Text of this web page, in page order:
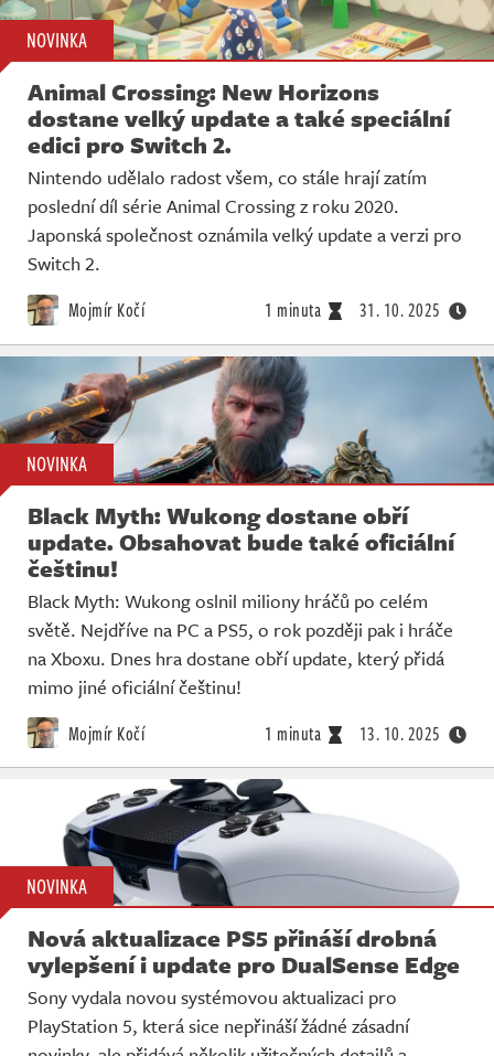
NOVINKA
Animal Crossing: New Horizons
dostane velký update a také speciální
edici pro Switch 2.
Nintendo udělalo radost všem, co stále hrají zatím
poslední díl série Animal Crossing z roku 2020.
Japonská společnost oznámila velký update a verzi pro
Switch 2.
Mojmír Kočí 1 minuta 31. 10. 2025
NOVINKA
Black Myth: Wukong dostane obří
update. Obsahovat bude také oficiální
češtinu!
Black Myth: Wukong oslnil miliony hráčů po celém
světě. Nejdříve na PC a PS5, o rok později pak i hráče
na Xboxu. Dnes hra dostane obří update, který přidá
mimo jiné oficiální češtinu!
Mojmír Kočí 1 minuta 13. 10. 2025
NOVINKA
Nová aktualizace PS5 přináší drobná
vylepšení i update pro DualSense Edge
Sony vydala novou systémovou aktualizaci pro
PlayStation 5, která sice nepřináší žádné zásadní